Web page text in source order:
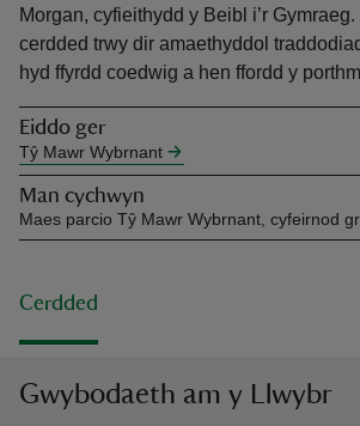
do
Morgan, cyfieithydd y Beibl i’r
cerdded trwy dir amaethyddol
hyd ffyrdd coedwig a hen ffordd y
Eiddo ger
Tŷ Mawr Wybrnant
Man cychwyn
Maes parcio Tŷ Mawr Wybrnant, cyfeirnod
Cerdded
Gwybodaeth am y Llwybr